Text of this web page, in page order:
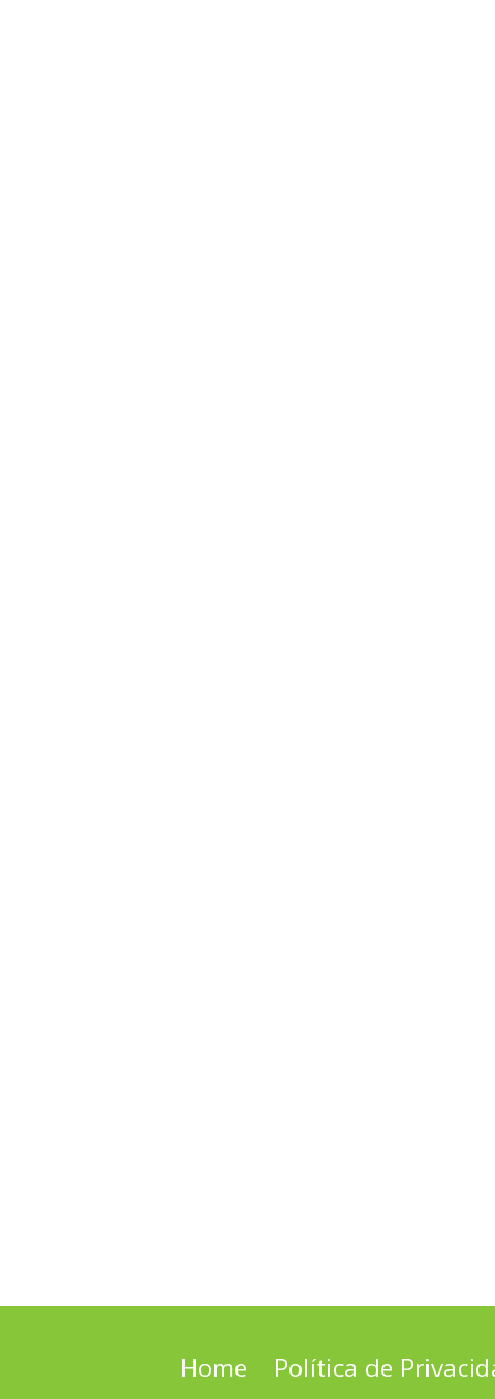
Home Política de